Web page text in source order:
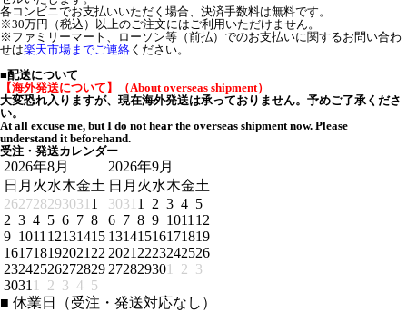
各コンビニでお支払いいただく場合、決済手数料は無料です。
※30万円（税込）以上のご注文にはご利用いただけません。
※ファミリーマート、ローソン等（前払）でのお支払いに関するお問い合わ
せは楽天市場までご連絡 ください。
■配送について
【海外発送について】（About overseas shipment）
大変恐れ入りますが、現在海外発送は承っておりません。予めご了承くださ
い。
At all excuse me, but I do not hear the overseas shipment now. Please
understand it beforehand.
受注・発送カレンダー
2026年8月
日 月 火水木金土
262728293031 1
2 3 4 5 6 7 8
9 1011 12131415
161718192021 22
23242526272829
3031 1 2 3 4 5
2026年9月
日 月 火水木金土
3031 1 2 3 4 5
6 7 8 9 1011 12
13141516171819
2021 2223242526
272829301 2 3
■ 休業日（受注・発送対応なし）